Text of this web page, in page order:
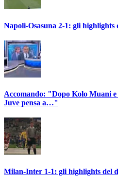
Napoli-Osasuna 2-1: gli highlights
Accomando: "Dopo Kolo Muani
Juve pensa a…"
Milan-Inter 1-1: gli highlights del